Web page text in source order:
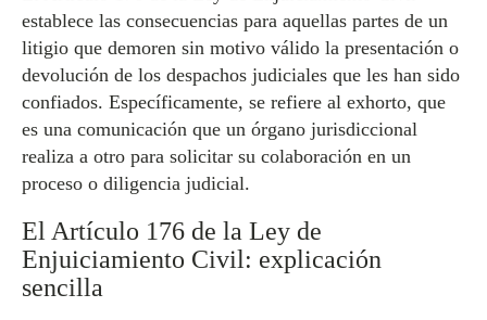
establece las consecuencias para aquellas partes de un
litigio que demoren sin motivo válido la presentación o
devolución de los despachos judiciales que les han sido
confiados. Específicamente, se refiere al exhorto, que
es una comunicación que un órgano jurisdiccional
realiza a otro para solicitar su colaboración en un
proceso o diligencia judicial.
El Artículo 176 de la Ley de
Enjuiciamiento Civil: explicación
sencilla